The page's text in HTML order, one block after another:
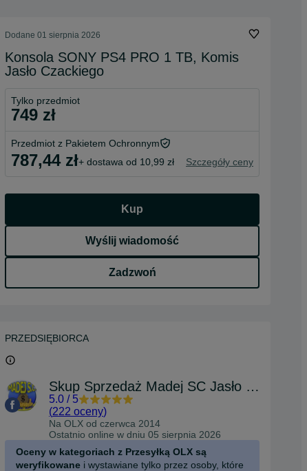
Dodane 01 sierpnia 2026
Konsola SONY PS4 PRO 1 TB, Komis
Jasło Czackiego
Tylko przedmiot
749 zł
Przedmiot z Pakietem Ochronnym
787,44 zł+ dostawa od 10,99 zł Szczegóły ceny
Kup
Wyślij wiadomość
Zadzwoń
PRZEDSIĘBIORCA
Skup Sprzedaż Madej SC Jasło Czackiego
5.0 / 5
(222 oceny)
Na OLX od czerwca 2014
Ostatnio online w dniu 05 sierpnia 2026
Oceny w kategoriach z Przesyłką OLX są
weryfikowane i wystawiane tylko przez osoby, które